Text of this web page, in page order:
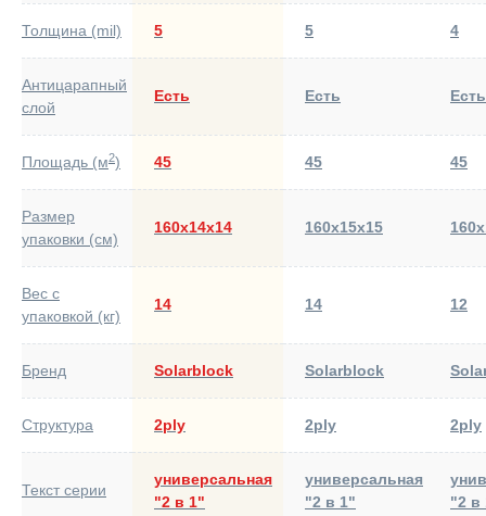
Толщина (mil) 5 5 4
Антицарапный
слой
Есть Есть Есть
Площадь (м2) 45 45 45
Размер
упаковки (см)
160х14х14 160х15х15
Вес с
упаковкой (кг)
14 14 12
Бренд Solarblock Solarblock
Структура 2ply 2ply 2ply
Текст серии
универсальная
"2 в 1"
универсальная
"2 в 1"
"2 в